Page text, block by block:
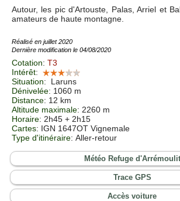
Autour, les pic d'Artouste, Palas, Arriel et
amateurs de haute montagne.
Réalisé en juillet 2020
Dernière modification le 04/08/2020
Cotation: T3
Intérêt:
Situation:
Laruns
Dénivelée: 1060 m
Distance: 12 km
Altitude maximale: 2260 m
Horaire: 2h45 + 2h15
Cartes: IGN 1647OT Vignemale
Type d'itinéraire: Aller-retour
Météo Refuge d'Arrémoulit
Trace GPS
Accès voiture